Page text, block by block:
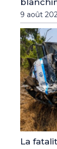
9 août
La